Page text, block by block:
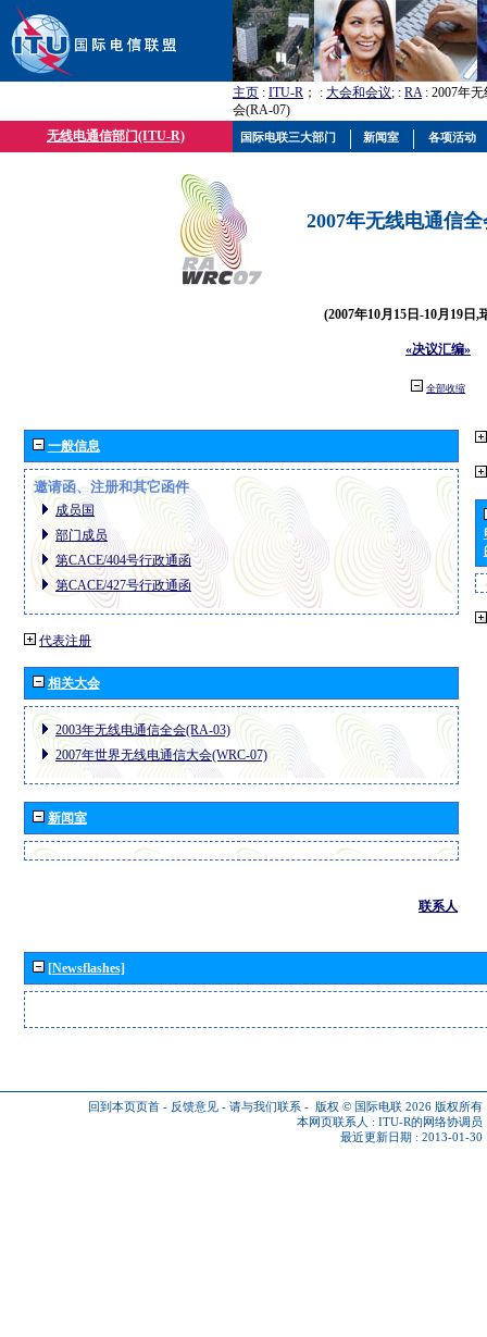
主页 : ITU-R ； : 大会和会议; : RA: 2007年
会(RA-07)
无线电通信部门(ITU-R)
2007年无线电通信
(2007年10月15日-10月19日,
«决议汇编»
全部收缩
一般信息
邀请函、注册和其它函件
成员国
部门成员
第CACE/404号行政通函
第CACE/427号行政通函
代表注册
相关大会
2003年无线电通信全会(RA-03)
2007年世界无线电通信大会(WRC-07)
新闻室
联系人
[Newsflashes]
回到本页页首 - 反馈意见 - 请与我们联系 - 版权 © 国际电联 2026 版权所有
本网页联系人 : ITU-R的网络协调员
最近更新日期 : 2013-01-30
国际电联三大部门 新闻室 各项活动